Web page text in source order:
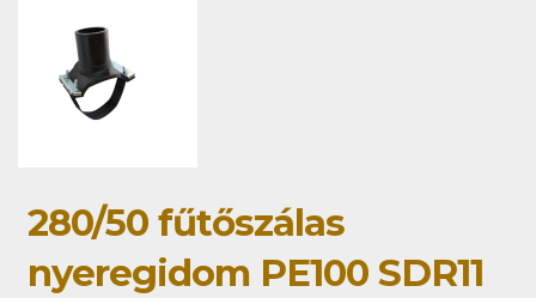
280/50 fűtőszálas
nyeregidom PE100 SDR11